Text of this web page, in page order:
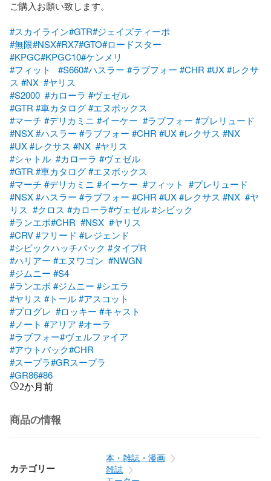
ご購入お願い致します。
#スカイライン#GTR#ジェイズティーポ
#無限#NSX#RX7#GTO#ロードスター
#KPGC#KPGC10#ケンメリ
#フィット
#S660#ハスラー #ラブフォー #CHR #UX#レクサ
ス #NX #ヤリス
#S2000 #カローラ #ヴェゼル
#GTR #車カタログ#エヌボックス
#マーチ #デリカミニ #イーケー #ラブフォー #プレリュード
#NSX#ハスラー #ラブフォー #CHR #UX#レクサス #NX
#UX#レクサス #NX #ヤリス
#シャトル #カローラ #ヴェゼル
#GTR #車カタログ#エヌボックス
#マーチ #デリカミニ #イーケー #フィット #プレリュード
#NSX#ハスラー #ラブフォー #CHR #UX#レクサス #NX #ヤ
リス #クロス #カローラ#ヴェゼル#シビック
#ランエボ#CHR #NSX #ヤリス
#CRV#フリード #レジェンド
#シビックハッチバック #タイプR
#ハリアー #エヌワゴン #NWGN
#ジムニー #S4
#ランエボ #ジムニー #シエラ
#ヤリス #トール#アスコット
#プログレ #ロッキー #キャスト
#ノート #アリア #オーラ
#ラブフォー#ヴェルファイア
#アウトバック#CHR
#スープラ#GRスープラ
#GR86#86
2か月前
商品の情報
カテゴリー
本・雑誌・漫画
雑誌